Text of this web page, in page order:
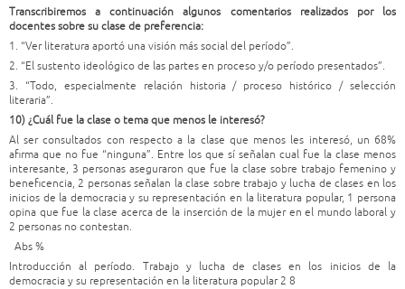
Transcribiremos a continuación algunos comentarios realizados por los
docentes sobre su clase de preferencia:
1. “Ver literatura aportó una visión más social del período”.
2. “El sustento ideológico de las partes en proceso y/o período presentados”.
3. “Todo, especialmente relación historia / proceso histórico / selección
literaria”.
10) ¿Cuál fue la clase o tema que menos le interesó?
Al ser consultados con respecto a la clase que menos les interesó, un 68%
afirma que no fue “ninguna”. Entre los que sí señalan cual fue la clase menos
interesante, 3 personas aseguraron que fue la clase sobre trabajo femenino y
beneficencia, 2 personas señalan la clase sobre trabajo y lucha de clases en los
inicios de la democracia y su representación en la literatura popular, 1 persona
opina que fue la clase acerca de la inserción de la mujer en el mundo laboral y
2 personas no contestan.
Abs %
Introducción al período. Trabajo y lucha de clases en los inicios de la
democracia y su representación en la literatura popular 2 8